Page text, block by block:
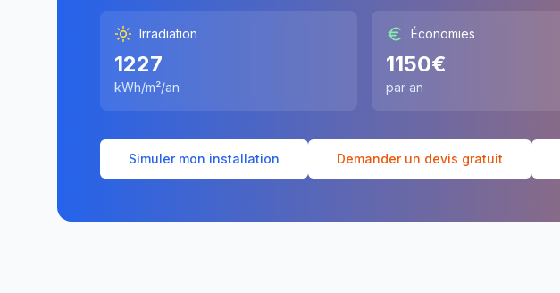
Irradiation
1227
kWh/m²/an
Économies
1150€
par an
Simuler mon installation Demander un devis gratuit